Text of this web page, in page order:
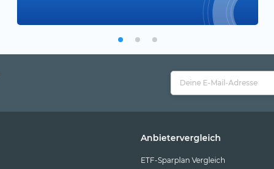
Anbietervergleich
ETF-Sparplan Vergleich